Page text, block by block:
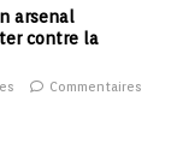
arsenal
contre la
Commentaires